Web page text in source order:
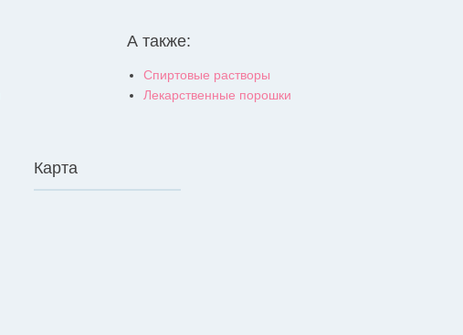
А также:
Спиртовые растворы
Лекарственные порошки
Карта